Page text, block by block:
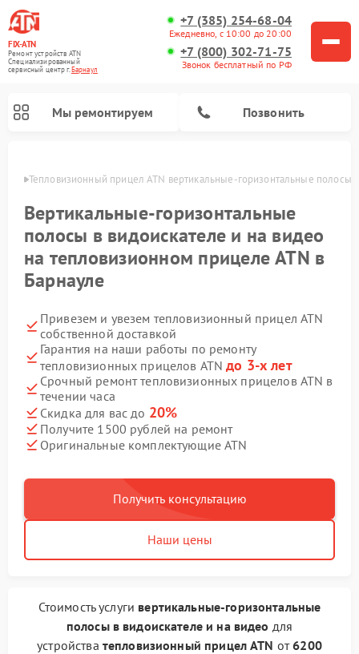
FIX-ATN
Ремонт устройств ATN
Специализированный
cервисный центр г.Барнаул
+7 (385) 254-68-04
Ежедневно, с 10:00 до 20:00
+7 (800) 302-71-75
Звонок бесплатный по РФ
Мы ремонтируем Позвонить
Тепловизионный прицел ATN вертикальные-горизонтальные полосы
Вертикальные-горизонтальные
полосы в видоискателе и на видео
на тепловизионном прицеле ATN в
Барнауле
Привезем и увезем тепловизионный прицел ATN
собственной доставкой
Гарантия на наши работы по ремонту
тепловизионных прицелов ATNдо 3-х лет
Срочный ремонт тепловизионных прицелов ATN в
течении часа
Скидка для вас до 20%
Получите 1500 рублей на ремонт
Оригинальные комплектующие ATN
Получить консультацию
Наши цены
Стоимость услуги вертикальные-горизонтальные
полосы в видоискателе и на видео для
устройства тепловизионный прицел ATN от6200